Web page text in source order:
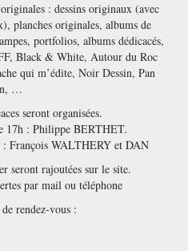
: dessins originaux (avec
planches originales, albums de
portfolios, albums dédicacés,
Black & White, Autour du Roc
qui m’édite, Noir Dessin, Pan
…
seront organisées.
17h : Philippe BERTHET.
François WALTHERY et DAN
seront rajoutées sur le site.
par mail ou téléphone
rendez-vous :